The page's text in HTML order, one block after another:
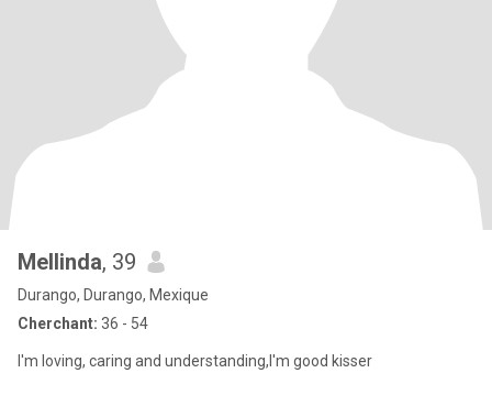
Mellinda, 39
Durango, Durango, Mexique
Cherchant: 36 - 54
I'm loving, caring and understanding,I'm good kisser